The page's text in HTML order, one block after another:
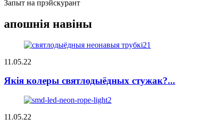
Запыт на прэйскурант
апошнія навіны
11.05.22
Якія колеры святлодыёдных стужак?...
11.05.22